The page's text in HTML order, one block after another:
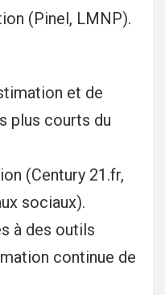
(Pinel, LMNP).
et de
plus courts du
(Century 21.fr,
sociaux).
à des outils
continue de